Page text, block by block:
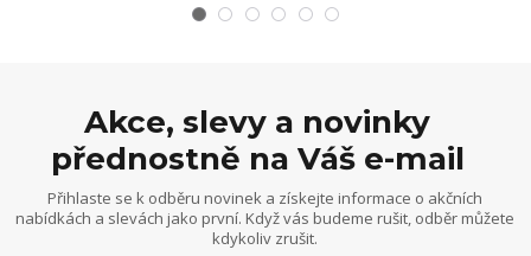
Akce, slevy a novinky
přednostně na Váš e-mail
Přihlaste se k odběru novinek a získejte informace o akčních
nabídkách a slevách jako první. Když vás budeme rušit, odběr můžete
kdykoliv zrušit.